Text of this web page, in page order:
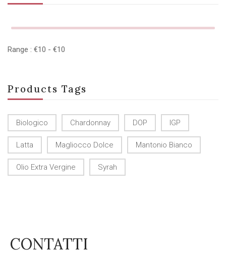
Range : €10 - €10
Products Tags
Biologico Chardonnay DOP IGP
Latta Magliocco Dolce Mantonio Bianco
Olio Extra Vergine Syrah
CONTATTI